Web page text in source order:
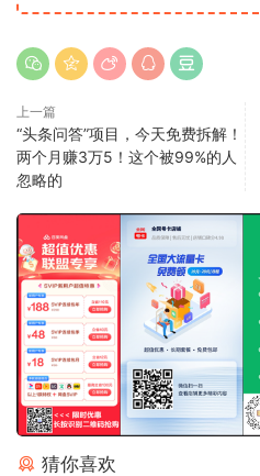
上一篇
“头条问答”项目，今天免费拆解！
两个月赚3万5！这个被99%的人
忽略的
猜你喜欢